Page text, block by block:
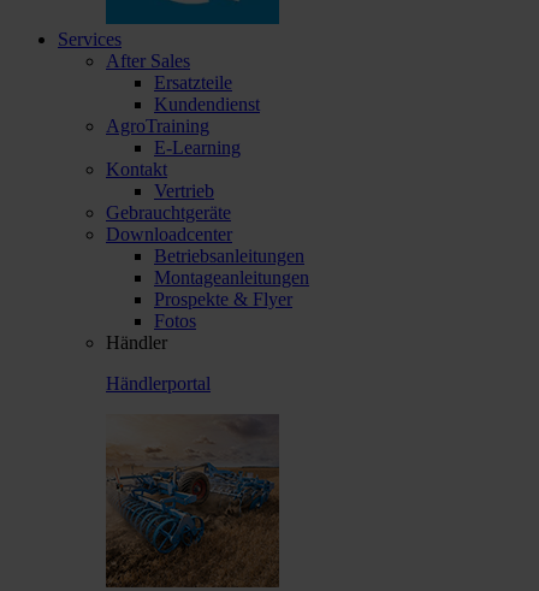
Services
After Sales
Ersatzteile
Kundendienst
AgroTraining
E-Learning
Kontakt
Vertrieb
Gebrauchtgeräte
Downloadcenter
Betriebsanleitungen
Montageanleitungen
Prospekte & Flyer
Fotos
Händler
Händlerportal